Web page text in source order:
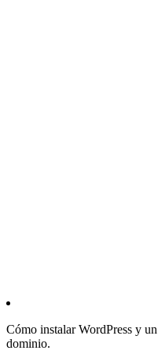
Cómo instalar WordPress y
dominio.